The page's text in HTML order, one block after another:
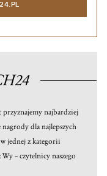
przyznajemy najbardziej
nagrody dla najlepszych
jednej z kategorii
– czytelnicy naszego